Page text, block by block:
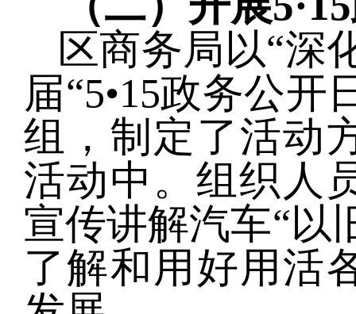
区商务局以“深
届“5•15政务公
组，制定了活动
活动中。组织人
宣传讲解汽车“以
了解和用好用活